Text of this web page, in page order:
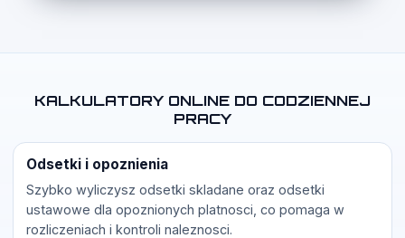
KALKULATORY ONLINE DO CODZIENNEJ
PRACY
Odsetki i opoznienia
Szybko wyliczysz odsetki skladane oraz odsetki
ustawowe dla opoznionych platnosci, co pomaga w
rozliczeniach i kontroli naleznosci.